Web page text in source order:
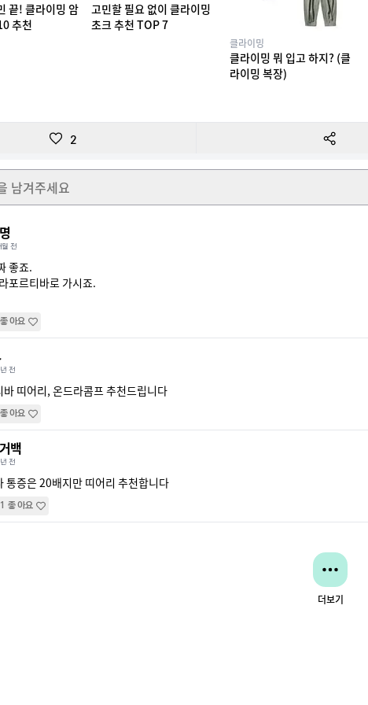
끝! 클라이밍 암
추천
고민할 필요 없이 클라이밍
초크 추천 TOP 7
클라이밍
클라이밍 뭐 입고 하지? (클
라이밍 복장)
2
남겨주세요
전
좋죠.
포르티바로 가시죠.
좋아요
전
바 띠어리, 온드라콤프 추천드립니다
좋아요
백
전
통증은 20배지만 띠어리 추천합니다
1 좋아요
더보기